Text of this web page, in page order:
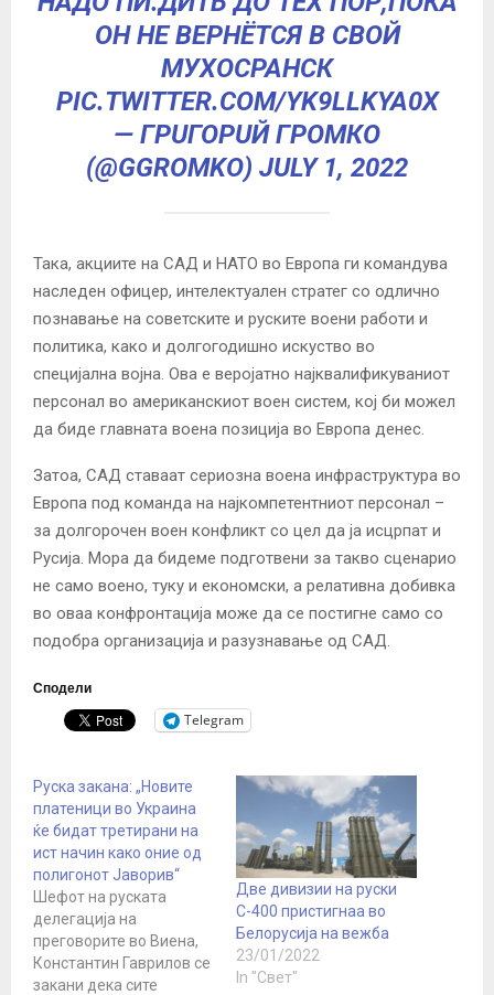
ОН НЕ ВЕРНЁТСЯ В СВОЙ
МУХОСРАНСК
PIC.TWITTER.COM/YK9LLKYA0X
— ГРUГОPUЙ ГРОМКО
(@GGROMKO) JULY 1, 2022
Така, акциите на САД и НАТО во Европа ги командува
наследен офицер, интелектуален стратег со одлично
познавање на советските и руските воени работи и
политика, како и долгогодишно искуство во
специјална војна. Ова е веројатно најквалификуваниот
персонал во американскиот воен систем, кој би можел
да биде главната воена позиција во Европа денес.
Затоа, САД ставаат сериозна воена инфраструктура во
Европа под команда на најкомпетентниот персонал –
за долгорочен воен конфликт со цел да ја исцрпат и
Русија. Мора да бидеме подготвени за такво сценарио
не само воено, туку и економски, а релативна добивка
во оваа конфронтација може да се постигне само со
подобра организација и разузнавање од САД.
Сподели
Telegram
Руска закана: „Новите
платеници во Украина
ќе бидат третирани на
ист начин како оние од
полигонот Јаворив“
Шефот на руската
делегација на
преговорите во Виена,
Константин Гаврилов се
закани дека сите
Две дивизии на руски
С-400 пристигнаа во
Белорусија на вежба
23/01/2022
In "Свет"